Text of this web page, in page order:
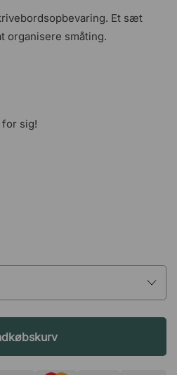
Et sæt
organisere småting.
sig!